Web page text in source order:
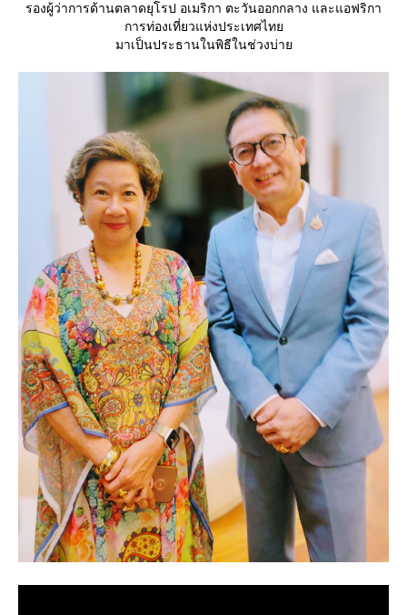
รองผู้ว่าการด้านตลาดยุโรป อเมริกา ตะวันออกกลาง และแอฟริกา
การท่องเที่ยวแห่งประเทศไท
มาเป็นประธานในพิธีในช่วงบ่า